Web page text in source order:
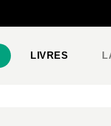
LIVRES